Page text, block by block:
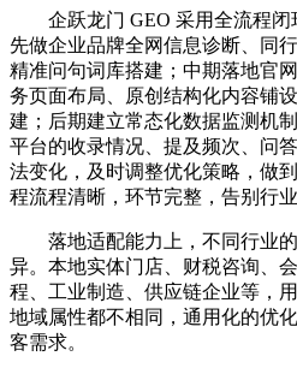
企跃龙门 GEO 采用全流程
先做企业品牌全网信息诊断、同
精准问句词库搭建；中期落地官
务页面布局、原创结构化内容铺
建；后期建立常态化数据监测机
平台的收录情况、提及频次、问
法变化，及时调整优化策略，做
程流程清晰，环节完整，告别行
落地适配能力上，不同行业
异。本地实体门店、财税咨询、
程、工业制造、供应链企业等，
地域属性都不相同，通用化的优
客需求。